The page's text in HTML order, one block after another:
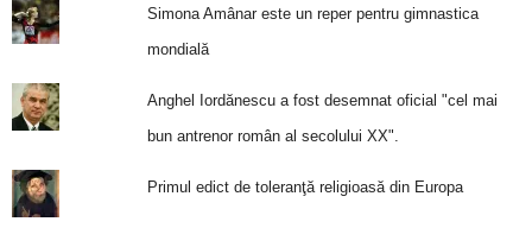
Simona Amânar este un reper pentru gimnastica
mondială
Anghel Iordănescu a fost desemnat oficial "cel mai
bun antrenor român al secolului XX".
Primul edict de toleranţă religioasă din Europa